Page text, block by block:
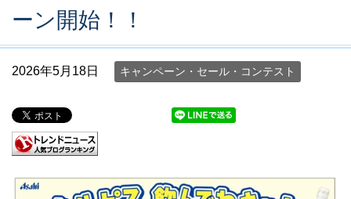
ーン開始！！
2026年5月18日 キャンペーン・セール・コンテスト